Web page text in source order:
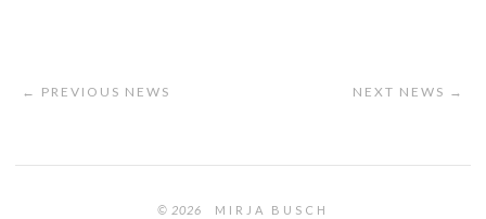
NEXT NEWS →
← PREVIOUS NEWS
© 2026 MIRJA BUSCH